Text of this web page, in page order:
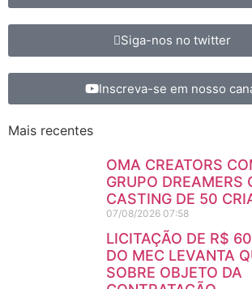
Siga-nos no twitter
Inscreva-se em nosso
Mais recentes
OMA CREATORS
GRUPO DREAMERS
CASTING DE 50
07/08/2026 07:58
LICITAÇÃO DE R$
DO MEC LEVANTA
SOBRE OBJETO DA